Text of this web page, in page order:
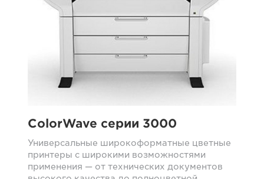
ColorWave серии 3000
Универсальные широкоформатные цветные
принтеры с широкими возможностями
применения — от технических документов